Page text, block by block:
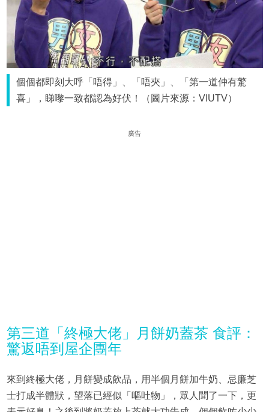
個個都即刻大呼「唔得」、「唔夾」、「第一道仲有驚
喜」，睇嚟一致都認為好伏！（圖片來源：VIUTV）
廣告
第三道「終極大佬」月餅奶蓋茶 食評：
驚返唔到屋企團年
來到終極大佬，月餅變成飲品，用半個月餅加牛奶、忌廉芝
士打成半體狀，望落已經似「嘔吐物」，眾人聞了一下，更